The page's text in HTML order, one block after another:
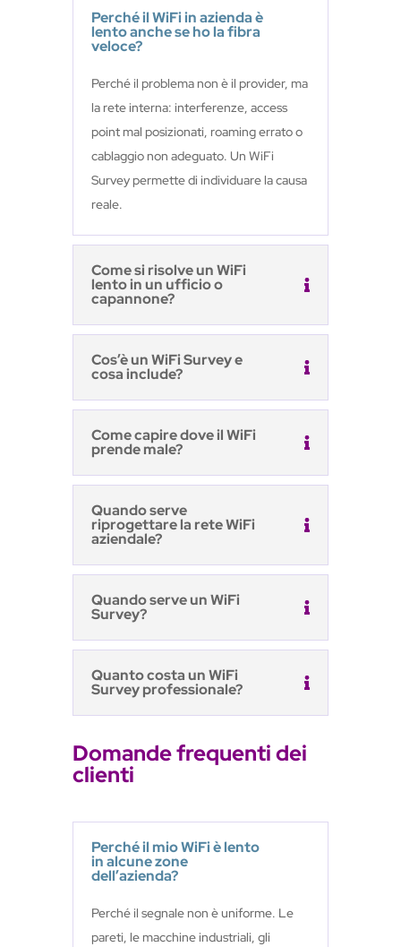
Perché il WiFi in azienda è
lento anche se ho la fibra
veloce?
Perché il problema non è il provider, ma
la rete interna: interferenze, access
point mal posizionati, roaming errato o
cablaggio non adeguato. Un WiFi
Survey permette di individuare la causa
reale.
Come si risolve un WiFi
lento in un ufficio o
capannone?
Cos’è un WiFi Survey e
cosa include?
Come capire dove il WiFi
prende male?
Quando serve
riprogettare la rete WiFi
aziendale?
Quando serve un WiFi
Survey?
Quanto costa un WiFi
Survey professionale?
Domande frequenti dei
clienti
Perché il mio WiFi è lento
in alcune zone
dell’azienda?
Perché il segnale non è uniforme. Le
pareti, le macchine industriali, gli